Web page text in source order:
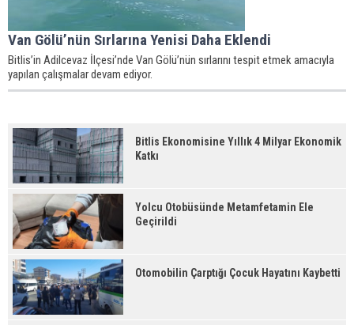
Van Gölü’nün Sırlarına Yenisi Daha Eklendi
Bitlis’in Adilcevaz İlçesi’nde Van Gölü’nün sırlarını tespit etmek amacıyla
yapılan çalışmalar devam ediyor.
Bitlis Ekonomisine Yıllık 4 Milyar Ekonomik
Katkı
Yolcu Otobüsünde Metamfetamin Ele
Geçirildi
Otomobilin Çarptığı Çocuk Hayatını Kaybetti